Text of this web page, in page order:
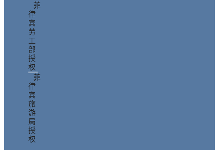
菲
律
宾
劳
工
部
授
权
菲
律
宾
旅
游
局
授
权